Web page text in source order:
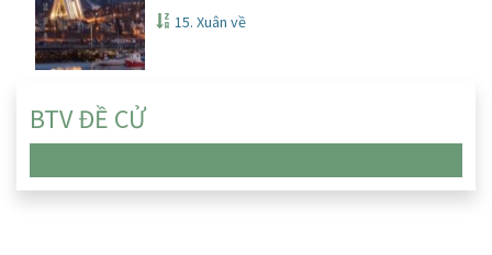
15. Xuân về
BTV ĐỀ CỬ